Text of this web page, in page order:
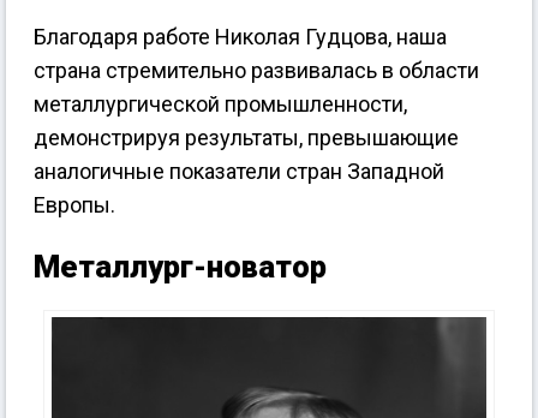
Благодаря работе Николая Гудцова, наша
страна стремительно развивалась в области
металлургической промышленности,
демонстрируя результаты, превышающие
аналогичные показатели стран Западной
Европы.
Металлург-новатор